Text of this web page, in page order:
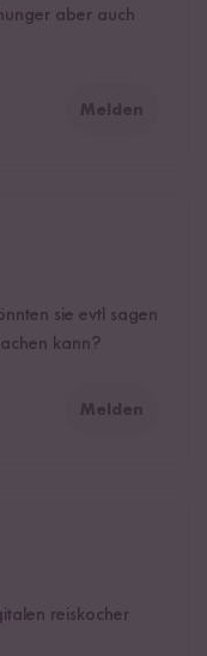
aber auch
Melden
sie evtl sagen
kann?
Melden
reiskocher